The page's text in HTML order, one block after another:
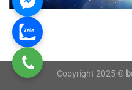
Copyright 2025 ©